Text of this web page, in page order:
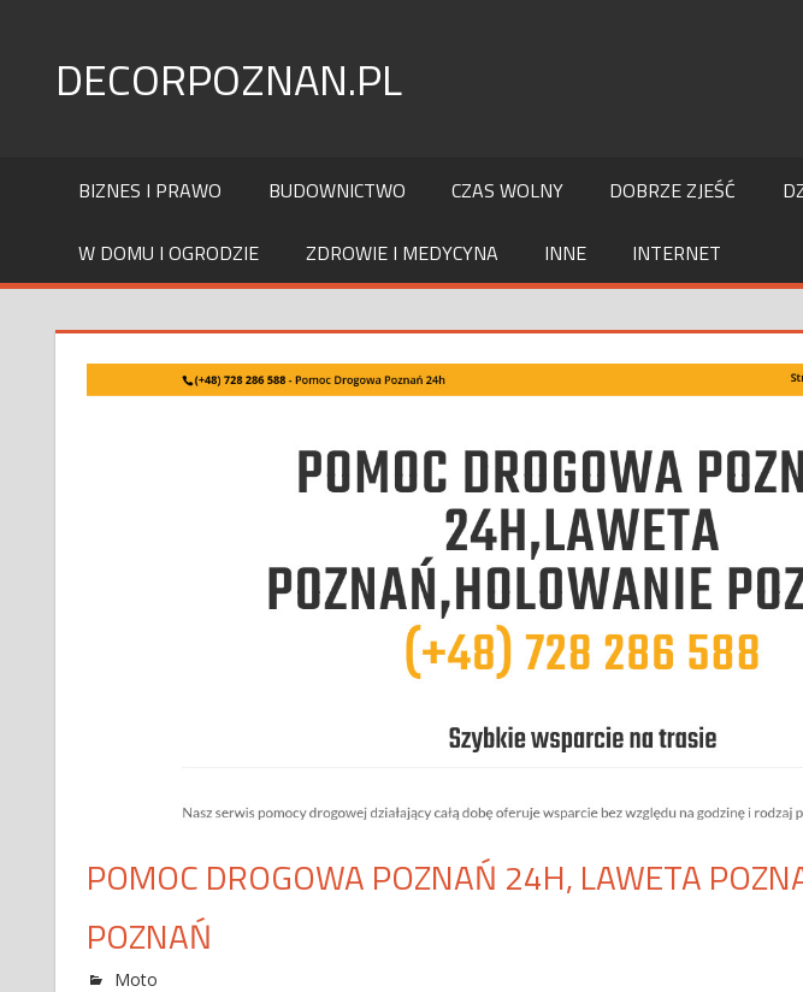
contentDECORPOZNAN.PL
BIZNES I PRAWO BUDOWNICTWO CZAS WOLNY DOBRZE ZJEŚĆ
W DOMU I OGRODZIE ZDROWIE I MEDYCYNA INNE INTERNET
POMOC DROGOWA POZNAŃ 24H, LAWETA
POZNAŃ
Moto